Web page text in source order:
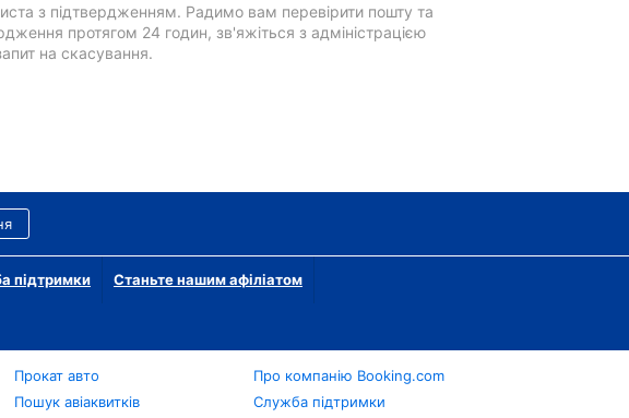
з підтвердженням. Радимо вам перевірити пошту та
протягом 24 годин, зв'яжіться з адміністрацією
на скасування.
підтримки Станьте нашим афіліатом
Прокат авто
Пошук авіаквитків
Про компанію Booking.com
Служба підтримки